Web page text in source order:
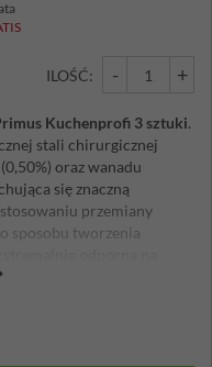
ILOŚĆ: - +
Kuchenprofi 3 sztuki.
stali chirurgicznej
oraz wanadu
się znaczną
przemiany
sposobu tworzenia
rękojeści z tworzywa
20 cm